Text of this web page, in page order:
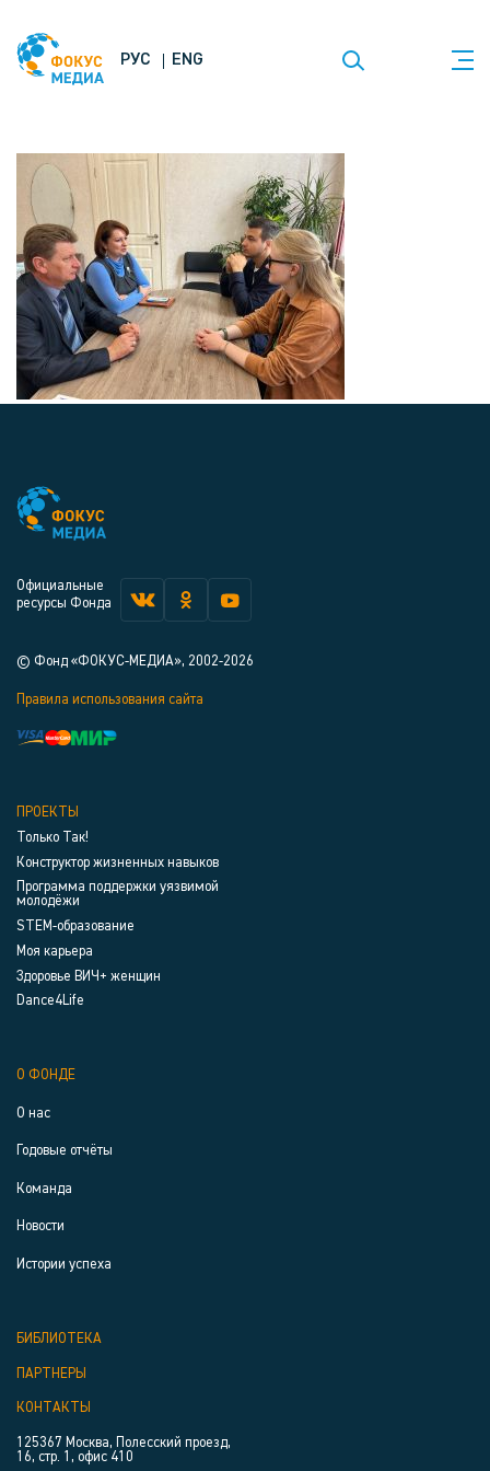
РУС ENG
Официальные
ресурсы Фонда
© Фонд «ФОКУС-МЕДИА», 2002-2026
Правила использования сайта
ПРОЕКТЫ
Только Так!
Конструктор жизненных навыков
Программа поддержки уязвимой
молодёжи
STEM-образование
Моя карьера
Здоровье ВИЧ+ женщин
Dance4Life
О ФОНДЕ
О нас
Годовые отчёты
Команда
Новости
Истории успеха
БИБЛИОТЕКА
ПАРТНЕРЫ
КОНТАКТЫ
125367 Москва, Полесский проезд,
16, стр. 1, офис 410